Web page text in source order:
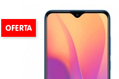
OFERTA